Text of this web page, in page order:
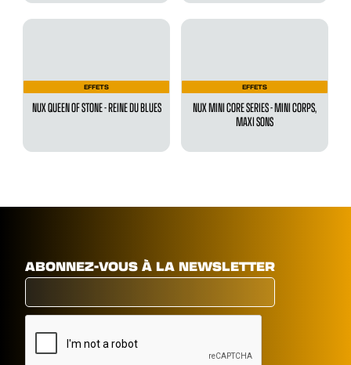
EFFETS
NUX QUEEN OF STONE - REINE DU BLUES
EFFETS
NUX MINI CORE SERIES - MINI CORPS,
MAXI SONS
ABONNEZ-VOUS À LA NEWSLETTER